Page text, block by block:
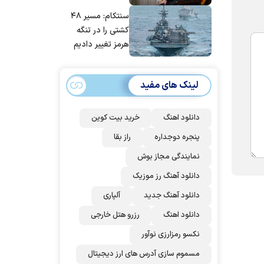
مردم ایران استسنتکام: مسیر ۴۸
کشتی را در تنگه
هرمز تغییر دادیم
لینک های مفید
دانلود اهنگ
خرید بیت کوین
پنجره دوجداره
راز بقا
نمایندگی مجاز بوش
دانلود آهنگ رز‌ موزیک
دانلود آهنگ جدید
آلپاری
دانلود اهنگ
رزرو هتل خارجی
نکسو رمزارزی نوآور
مسموم سازی آدرس های ارز دیجیتال